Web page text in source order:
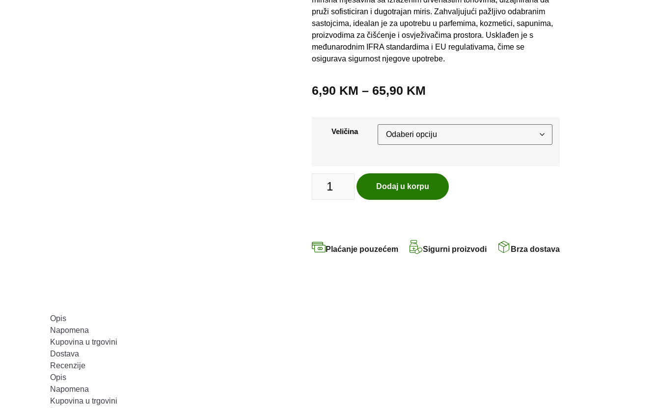
pruži sofisticiran i dugotrajan miris. Zahvaljujući pažljivo odabranim
sastojcima, idealan je za upotrebu u parfemima, kozmetici, sapunima,
proizvodima za čišćenje i osvježivačima prostora. Usklađen je s
međunarodnim IFRA standardima i EU regulativama, čime se
osigurava sigurnost njegove upotrebe.
6,90 KM – 65,90 KM
Veličina
Dodaj u korpu
Plaćanje pouzećem Sigurni proizvodi Brza dostava
Opis
Napomena
Kupovina u trgovini
Dostava
Recenzije
Opis
Napomena
Kupovina u trgovini